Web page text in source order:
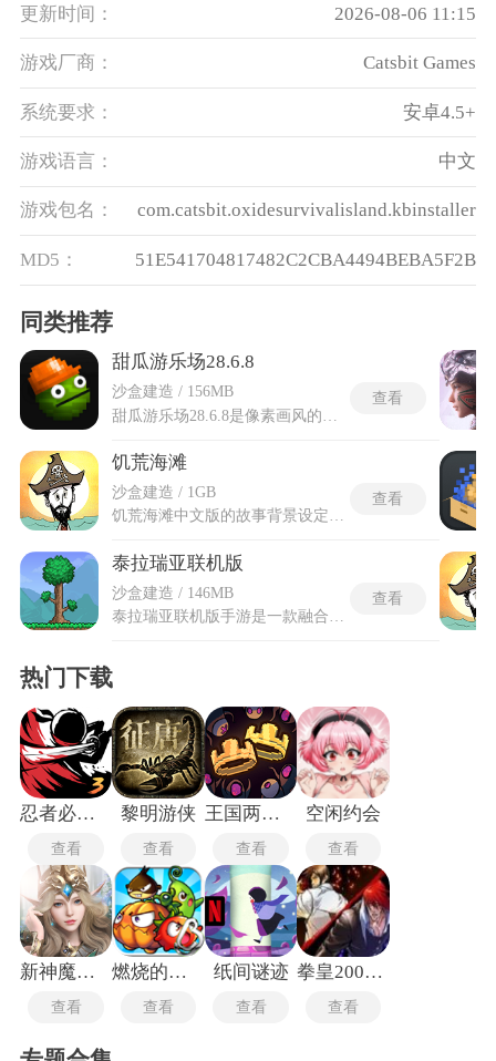
更新时间： 2026-08-06 11:15
游戏厂商： Catsbit Games
系统要求： 安卓4.5+
游戏语言： 中文
游戏包名： com.catsbit.oxidesurvivalisland.kbinstaller
MD5： 51E541704817482C2CBA4494BEBA5F2B
同类推荐
甜瓜游乐场28.6.8
沙盒建造 / 156MB
查看
饥荒海滩
沙盒建造 / 1GB
饥荒海滩中文版的故事背景设定在危机四伏的热带无人岛，玩家将扮演主角，在这片陌生的海域与岛屿间穿行，收集资源、对抗生物、建造木筏，在昼夜与天气变化中艰难求生。海洋探索是本作的主要内容，玩家可制作木板出海，采集海带补充能量，同时应对水母、鱼类的攻击，还要时刻关注船只耐久度，避免葬身大海。多样的角色选择与自动存档机制，也为求生之旅增添了更多变数与保障。饥荒海滩中文版完成了全内容汉化的版本，界面、道具说明、任务文本均已转为中文，让玩家无语言障碍地体验荒岛求生的全部内容。
查看
泰拉瑞亚联机版
沙盒建造 / 146MB
查看
热门下载
忍者必须死3官服
查看
黎明游侠
查看
王国两位君主手机版
查看
空闲约会
查看
新神魔大陆手游
查看
燃烧的蔬菜1老版本
查看
纸间谜迹
查看
拳皇2002魔幻二
查看